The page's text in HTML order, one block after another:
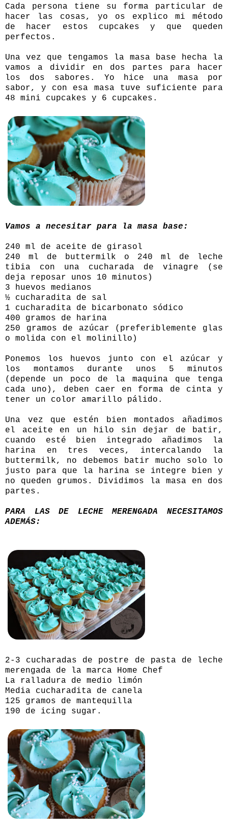
Cada persona tiene su forma particular de
hacer las cosas, yo os explico mi método
de hacer estos cupcakes y que queden
perfectos.
Una vez que tengamos la masa base hecha la
vamos a dividir en dos partes para hacer
los dos sabores. Yo hice una masa por
sabor, y con esa masa tuve suficiente para
48 mini cupcakes y 6 cupcakes.
Vamos a necesitar para la masa base:
240 ml de aceite de girasol
240 ml de buttermilk o 240 ml de leche
tibia con una cucharada de vinagre (se
deja reposar unos 10 minutos)
3 huevos medianos
½ cucharadita de sal
1 cucharadita de bicarbonato sódico
400 gramos de harina
250 gramos de azúcar (preferiblemente glas
o molida con el molinillo)
Ponemos los huevos junto con el azúcar y
los montamos durante unos 5 minutos
(depende un poco de la maquina que tenga
cada uno), deben caer en forma de cinta y
tener un color amarillo pálido.
Una vez que estén bien montados añadimos
el aceite en un hilo sin dejar de batir,
cuando esté bien integrado añadimos la
harina en tres veces, intercalando la
buttermilk, no debemos batir mucho solo lo
justo para que la harina se integre bien y
no queden grumos. Dividimos la masa en dos
partes.
PARA LAS DE LECHE MERENGADA NECESITAMOS
ADEMÁS:
2-3 cucharadas de postre de pasta de leche
merengada de la marca Home Chef
La ralladura de medio limón
Media cucharadita de canela
125 gramos de mantequilla
190 de icing sugar.